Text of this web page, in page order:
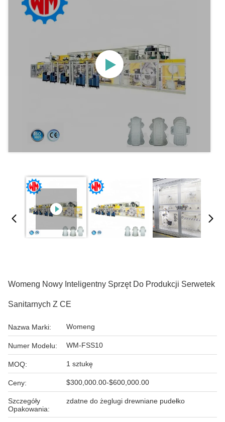
Womeng Nowy Inteligentny Sprzęt Do Produkcji Serwetek
Sanitarnych Z CE
Nazwa Marki: Womeng
Numer Modelu: WM-FSS10
MOQ: 1 sztukę
Ceny: $300,000.00-$600,000.00
Szczegóły
Opakowania:
zdatne do żeglugi drewniane pudełko